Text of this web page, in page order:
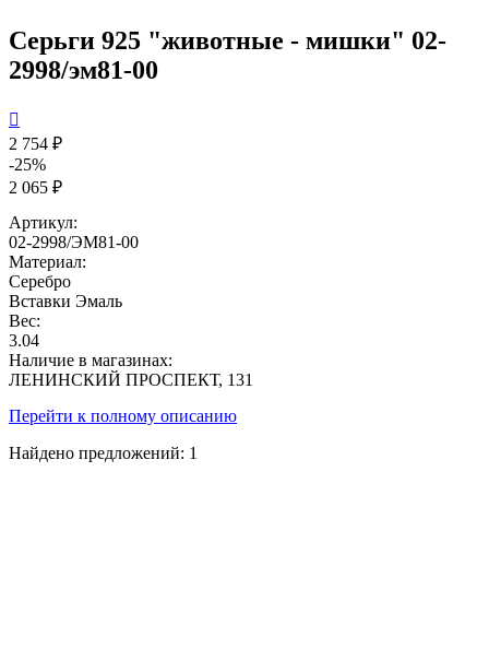
Серьги 925 "животные - мишки" 02-
2998/эм81-00

2 754 ₽
-25%
2 065 ₽
Артикул:
02-2998/ЭМ81-00
Материал:
Серебро
Вставки Эмаль
Вес:
3.04
Наличие в магазинах:
ЛЕНИНСКИЙ ПРОСПЕКТ, 131
Перейти к полному описанию
Найдено предложений: 1